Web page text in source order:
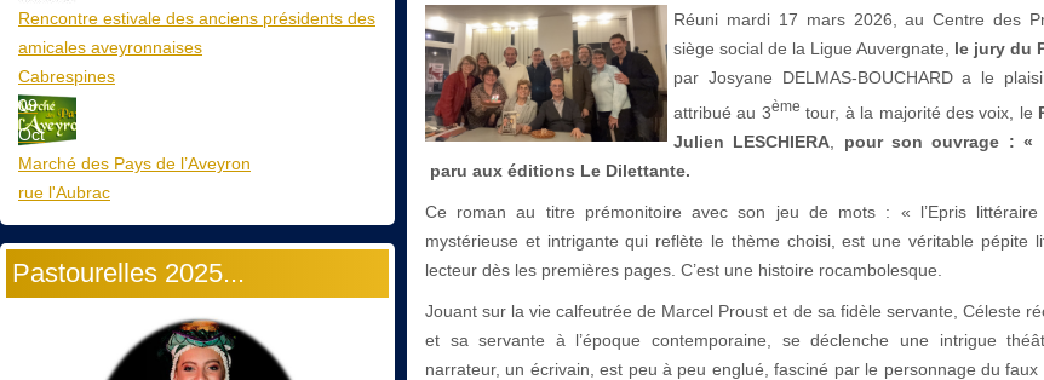
Rencontre estivale des anciens présidents des
amicales aveyronnaises
Cabrespines
09
Oct
Marché des Pays de l’Aveyron
rue l'Aubrac
Pastourelles 2025...
Réuni mardi 17 mars 2026, au Centre des
siège social de la Ligue Auvergnate, le jury du
par Josyane DELMAS-BOUCHARD a le
attribué au 3ème tour, à la majorité des voix, le
Julien LESCHIERA
pour son ouvrage : «
paru aux éditions Le Dilettante.
Ce roman au titre prémonitoire avec son jeu de mots : « l’Epris
mystérieuse et intrigante qui reflète le thème choisi, est une véritable pépite
lecteur dès les premières pages. C’est une histoire rocambolesque.
Jouant sur la vie calfeutrée de Marcel Proust et de sa fidèle servante, Céleste
et sa servante à l’époque contemporaine, se déclenche une intrigue
narrateur, un écrivain, est peu à peu englué, fasciné par le personnage du